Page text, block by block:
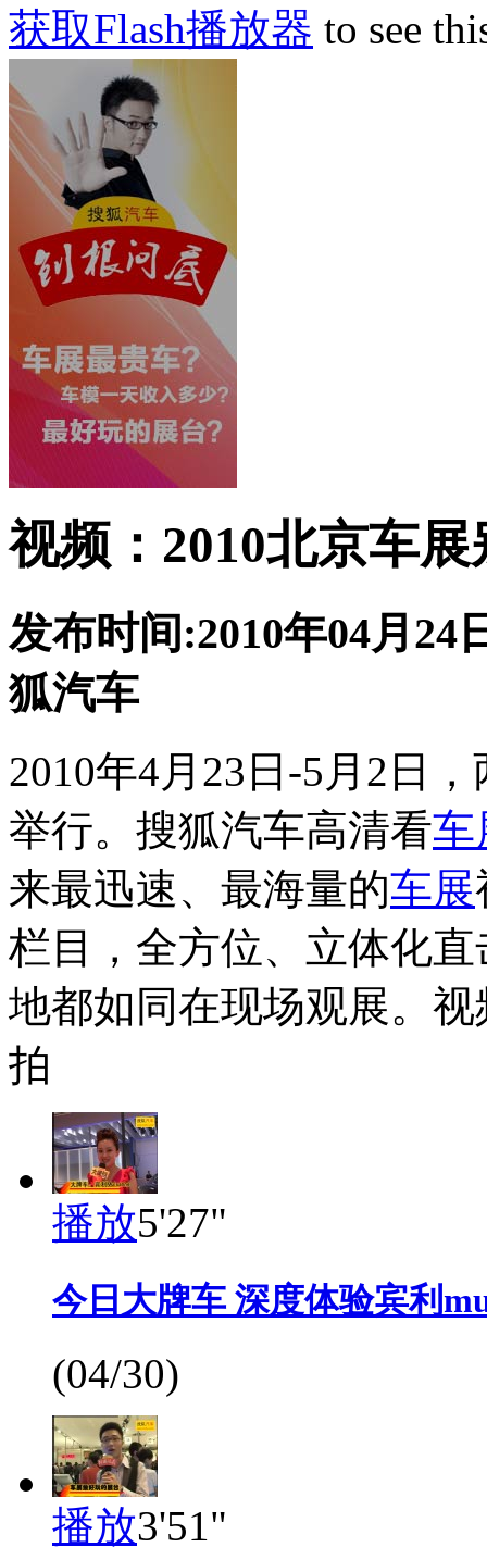
获取Flash播放器 to see
视频：2010北京车
发布时间:2010年04月24
狐汽车
2010年4月23日-5月2日
举行。搜狐汽车高清看车
来最迅速、最海量的车展
栏目，全方位、立体化直
地都如同在现场观展。视
拍
播放5'27"
今日大牌车 深度体验宾利
(04/30)
播放3'51"